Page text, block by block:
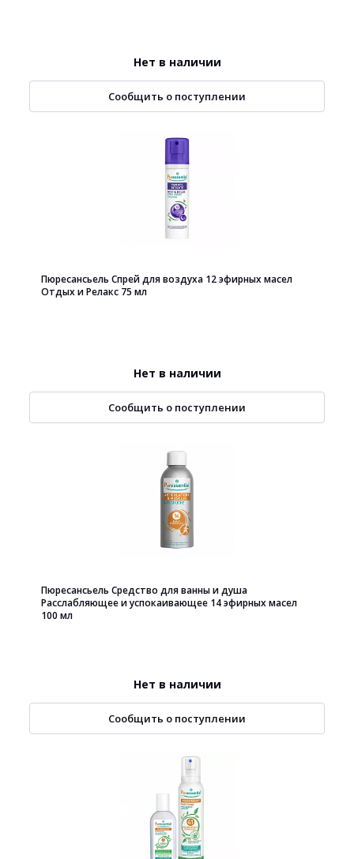
Нет в наличии
Сообщить о поступлении
Пюресансьель Спрей для воздуха 12 эфирных масел
Отдых и Релакс 75 мл
Нет в наличии
Сообщить о поступлении
Пюресансьель Средство для ванны и душа
Расслабляющее и успокаивающее 14 эфирных масел
100 мл
Нет в наличии
Сообщить о поступлении